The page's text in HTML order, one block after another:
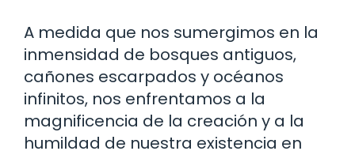
A medida que nos sumergimos en la
inmensidad de bosques antiguos,
cañones escarpados y océanos
infinitos, nos enfrentamos a la
magnificencia de la creación y a la
humildad de nuestra existencia en